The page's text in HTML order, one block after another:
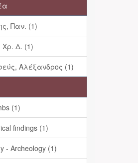
Παν. (1)
Χρ. Δ. (1)
Αλέξανδρος (1)
(1)
findings (1)
- Archeology (1)